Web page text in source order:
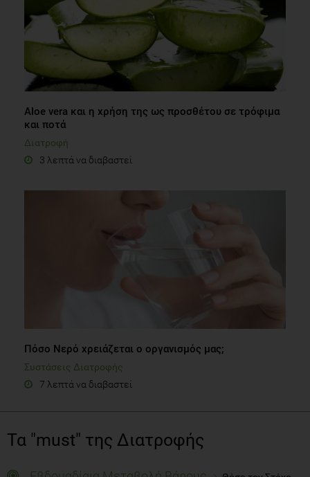
Αloe vera και η χρήση της ως προσθέτου σε τρόφιμα
και ποτά
Διατροφή
3 λεπτά να διαβαστεί
Πόσο Νερό χρειάζεται ο οργανισμός μας;
Συστάσεις Διατροφής
7 λεπτά να διαβαστεί
Τα "must" της Διατροφής